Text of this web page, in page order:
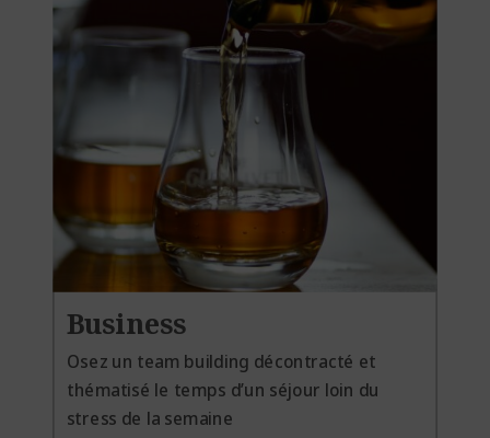
Business
Osez un team building décontracté et
thématisé le temps d’un séjour loin du
stress de la semaine